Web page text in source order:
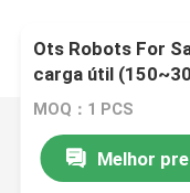
Ots Robots For
carga útil
MOQ：1 PCS
Melhor